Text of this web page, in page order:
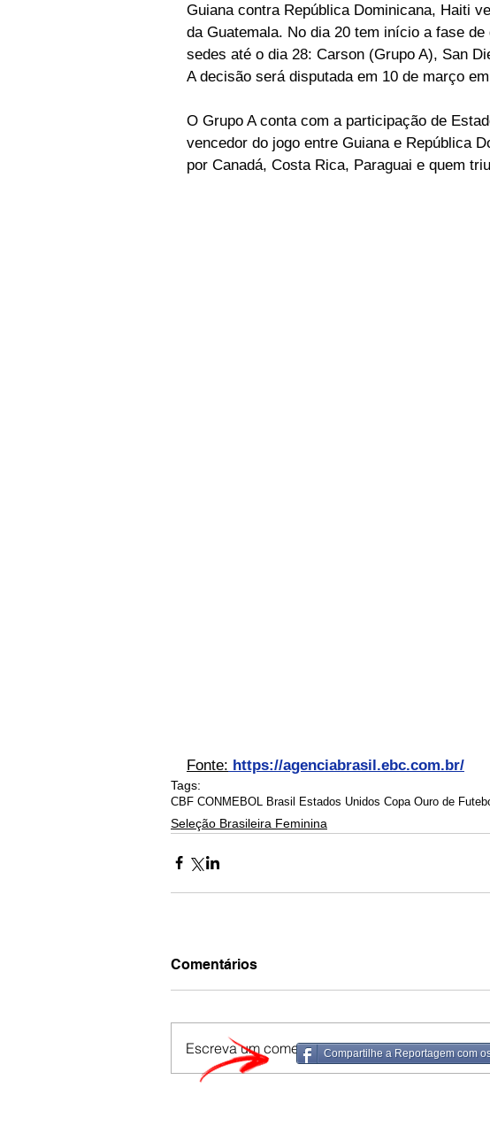
Guiana contra República Dominicana, Haiti
da Guatemala. No dia 20 tem início a fase
sedes até o dia 28: Carson (Grupo A), San
A decisão será disputada em 10 de março
O Grupo A conta com a participação de
vencedor do jogo entre Guiana e República
por Canadá, Costa Rica, Paraguai e quem
Fonte: https://agenciabrasil.ebc.com.br/
Tags:
CBF CONMEBOL Brasil Estados Unidos Copa Ouro de
Seleção Brasileira Feminina
Comentários
Escreva um comentárioCompartilhe a Reportagem com